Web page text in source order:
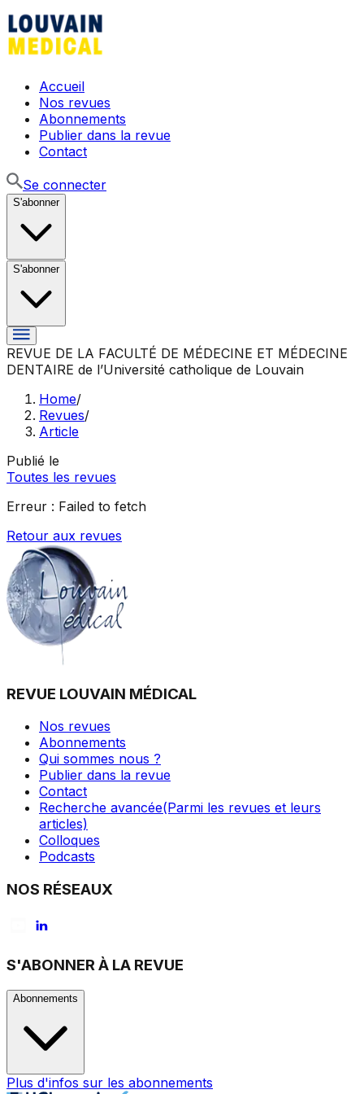
Accueil
Nos revues
Abonnements
Publier dans la revue
Contact
Se connecter
S'abonner
S'abonner
REVUE DE LA FACULTÉ DE MÉDECINE ET MÉDECINE
DENTAIRE de l’Université catholique de Louvain
Home/
Revues/
Article
Publié le
Toutes les revues
Erreur : Failed to fetch
Retour aux revues
REVUE LOUVAIN MÉDICAL
Nos revues
Abonnements
Qui sommes nous ?
Publier dans la revue
Contact
Recherche avancée(Parmi les revues et leurs
articles)
Colloques
Podcasts
NOS RÉSEAUX
S'ABONNER À LA REVUE
Abonnements
Plus d'infos sur les abonnements